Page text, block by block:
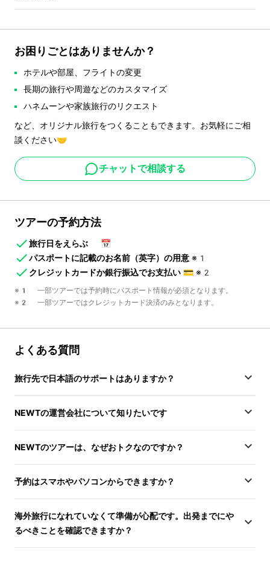
お困りごとはありませんか？
ホテルや部屋、フライトの変更
長期の旅行や周遊などのカスタマイズ
ハネムーンや家族旅行のリクエスト
など、オリジナル旅行をつくることもできます。お気軽にご相
談ください🤝
チャットで相談する
ツアーの予約方法
旅行日をえらぶ
📅
パスポートに記載のお名前（英字）の用意 ※1
クレジットカードか銀行振込でお支払い 💳 ※2
※1 一部ツアーでは予約時にパスポート情報が必須となります。
※2 一部ツアーではクレジットカード決済のみとなります。
よくある質問
旅行先で日本語のサポートはありますか？
NEWTの運営会社について知りたいです
NEWTのツアーは、なぜおトクなのですか？
予約はスマホやパソコンからできますか？
海外旅行になれていなくて準備が心配です。出発までにや
るべきことを確認できますか？